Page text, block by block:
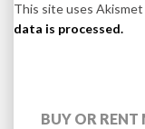
This site uses
data is processed.
BUY OR